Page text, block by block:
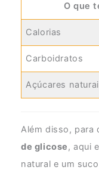
O que
Calorias
Carboidratos
Açúcares
Além disso, para
de glicose , aqui
natural e um